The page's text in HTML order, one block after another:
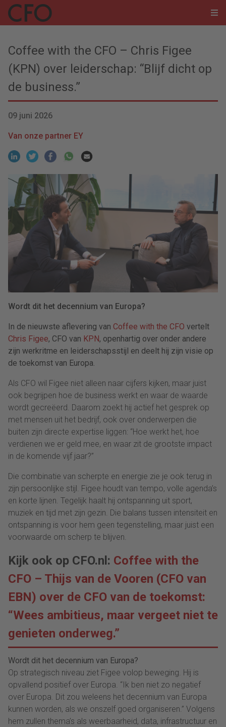
Coffee with the CFO – Chris Figee
(KPN) over leiderschap: “Blijf dicht op
de business.”
09 juni 2026
Van onze partner EY
Wordt dit het decennium van Europa?
In de nieuwste aflevering van Coffee with the CFO vertelt
Chris Figee, CFO van KPN, openhartig over onder andere
zijn werkritme en leiderschapsstijl en deelt hij zijn visie op
de toekomst van Europa.
Als CFO wil Figee niet alleen naar cijfers kijken, maar juist
ook begrijpen hoe de business werkt en waar de waarde
wordt gecreëerd. Daarom zoekt hij actief het gesprek op
met mensen uit het bedrijf, ook over onderwerpen die
buiten zijn directe expertise liggen: “Hoe werkt het, hoe
verdienen we er geld mee, en waar zit de grootste impact
in de komende vijf jaar?”
Die combinatie van scherpte en energie zie je ook terug in
zijn persoonlijke stijl. Figee houdt van tempo, volle agenda’s
en korte lijnen. Tegelijk haalt hij ontspanning uit sport,
muziek en tijd met zijn gezin. Die balans tussen intensiteit en
ontspanning is voor hem geen tegenstelling, maar juist een
voorwaarde om scherp te blijven.
Kijk ook op CFO.nl: Coffee with the
CFO – Thijs van de Vooren (CFO van
EBN) over de CFO van de toekomst:
“Wees ambitieus, maar vergeet niet te
genieten onderweg.”
Wordt dit het decennium van Europa?
Op strategisch niveau ziet Figee volop beweging. Hij is
opvallend positief over Europa. “Ik ben niet zo negatief
over Europa. Dit zou weleens het decennium van Europa
kunnen worden, als we onszelf goed organiseren.” Volgens
hem zullen thema’s als weerbaarheid, data, infrastructuur en